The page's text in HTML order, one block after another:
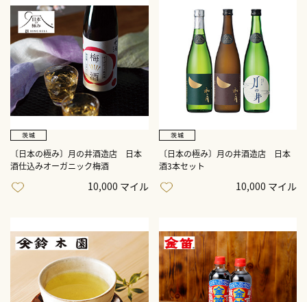
〔日本の極み〕月の井酒造店 日本
酒仕込みオーガニック梅酒
10,000 マイル
〔日本の極み〕月の井酒造店 日本
酒3本セット
10,000 マイル